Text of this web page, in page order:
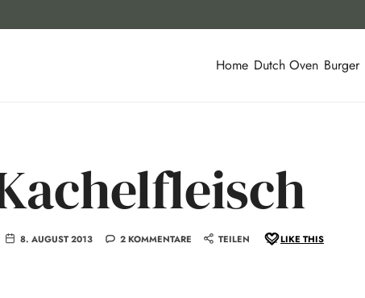
Home Dutch Oven Burger
8. AUGUST 2013 2 KOMMENTARE TEILEN LIKE THIS